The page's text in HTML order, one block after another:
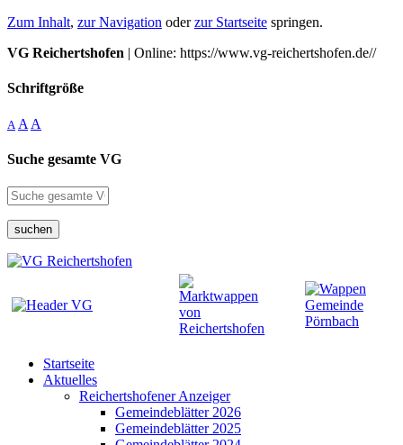
Zum Inhalt, zur Navigation oderzur Startseite springen.
VG Reichertshofen | Online: https://www.vg-reichertshofen.de//
Schriftgröße
A A A
Suche gesamte VG
suchen
Startseite
Aktuelles
Reichertshofener Anzeiger
Gemeindeblätter 2026
Gemeindeblätter 2025